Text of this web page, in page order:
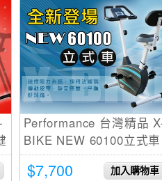
Performance 台灣精品
BIKE NEW 60100立式車
$7,700 加入購物車